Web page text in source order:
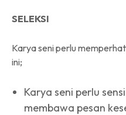
SELEKSI
Karya seni perlu
ini;
Karya seni perlu
membawa pesan